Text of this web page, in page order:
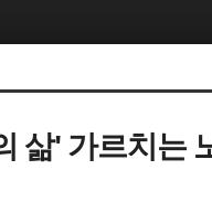
삶' 가르치는